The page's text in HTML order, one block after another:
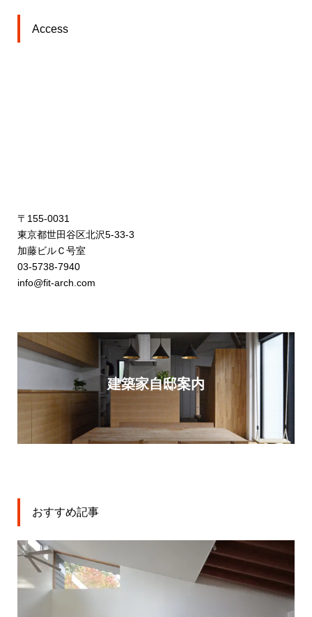
Access
〒155-0031
東京都世田谷区北沢5-33-3
加藤ビルＣ号室
03-5738-7940
info@fit-arch.com
建築家自邸案内
おすすめ記事